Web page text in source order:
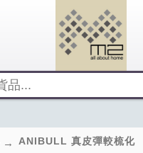
ANIBULL 真皮彈較梳化